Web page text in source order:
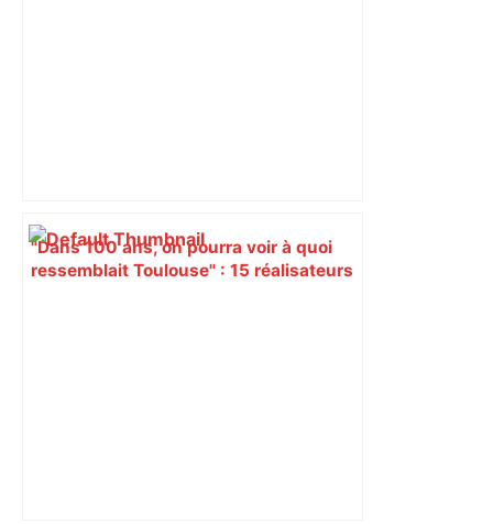
"Dans 100 ans, on pourra voir à quoi
ressemblait Toulouse" : 15 réalisateurs